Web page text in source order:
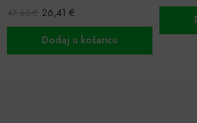
Ocijenjeno
5.00 od 5
47,65€ 26,41 €
Dodaj u košaricu